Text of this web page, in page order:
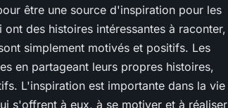
être une source d'inspiration pour les
des histoires intéressantes à raconter,
simplement motivés et positifs. Les
en partageant leurs propres histoires,
L'inspiration est importante dans la vie
s'offrent à eux, à se motiver et à réaliser